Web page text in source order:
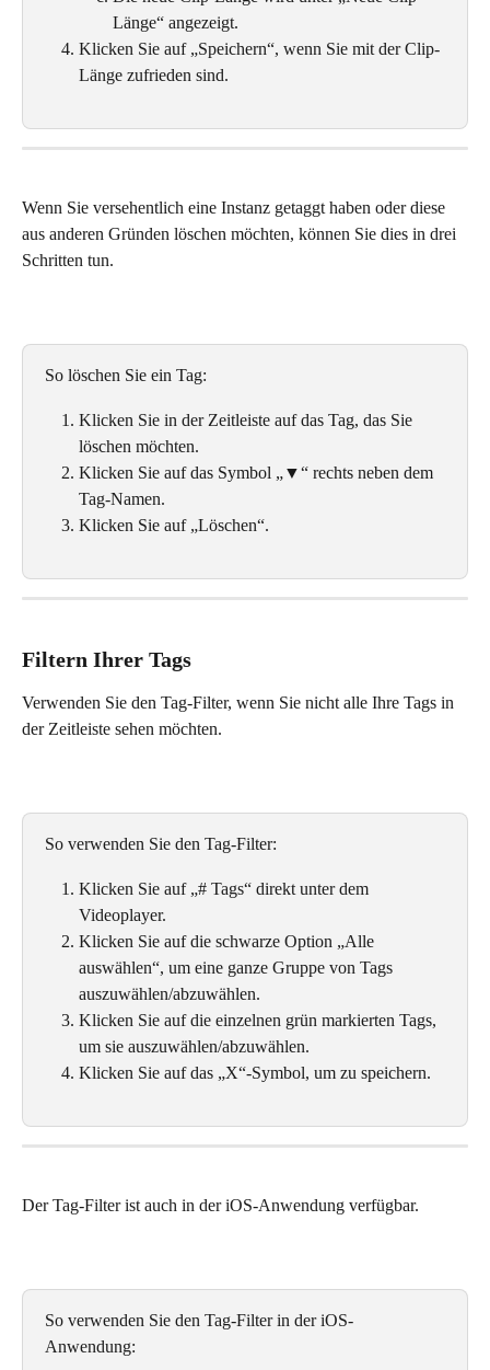
Länge“ angezeigt.
Klicken Sie auf „Speichern“, wenn Sie mit der Clip-
Länge zufrieden sind.
Wenn Sie versehentlich eine Instanz getaggt haben oder diese
aus anderen Gründen löschen möchten, können Sie dies in drei
Schritten tun.
So löschen Sie ein Tag:
Klicken Sie in der Zeitleiste auf das Tag, das Sie
löschen möchten.
Klicken Sie auf das Symbol „▼“ rechts neben dem
Tag-Namen.
Klicken Sie auf „Löschen“.
Filtern Ihrer Tags
Verwenden Sie den Tag-Filter, wenn Sie nicht alle Ihre Tags in
der Zeitleiste sehen möchten.
So verwenden Sie den Tag-Filter:
Klicken Sie auf „# Tags“ direkt unter dem
Videoplayer.
Klicken Sie auf die schwarze Option „Alle
auswählen“, um eine ganze Gruppe von Tags
auszuwählen/abzuwählen.
Klicken Sie auf die einzelnen grün markierten Tags,
um sie auszuwählen/abzuwählen.
Klicken Sie auf das „X“-Symbol, um zu speichern.
Der Tag-Filter ist auch in der iOS-Anwendung verfügbar.
So verwenden Sie den Tag-Filter in der iOS-
Anwendung: